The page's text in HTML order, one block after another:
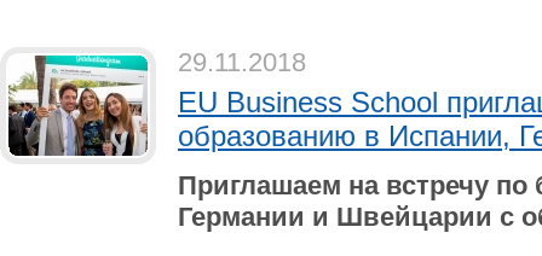
29.11.2018
EU Business School
образованию в Испании,
Приглашаем на встречу
Германии и Швейцарии с